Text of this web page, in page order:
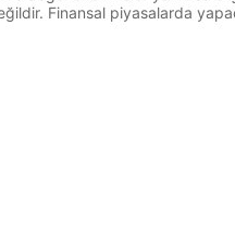
Finansal piyasalarda